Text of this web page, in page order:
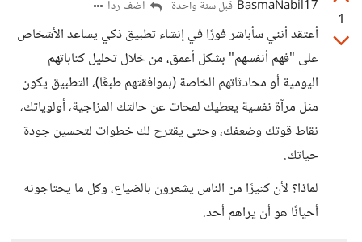
1
BasmaNabil17 قبل سنة واحدة أضف ردا
أعتقد أنني سأباشر فورًا في إنشاء تطبيق ذكي يساعد الأشخاص
على "فهم أنفسهم" بشكل أعمق، من خلال تحليل كتاباتهم
اليومية أو محادثاتهم الخاصة (بموافقتهم طبعًا)، التطبيق يكون
مثل مرآة نفسية يعطيك لمحات عن حالتك المزاجية، أولوياتك،
نقاط قوتك وضعفك، وحتى يقترح لك خطوات لتحسين جودة
حياتك.
لماذا؟ لأن كثيرًا من الناس يشعرون بالضياع، وكل ما يحتاجونه
أحيانًا هو أن يراهم أحد.